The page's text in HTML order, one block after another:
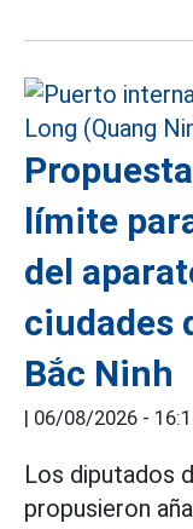
límite
del
ciudades
Bắc Ninh
| 06/08/2026 -
Los diputados
propusieron